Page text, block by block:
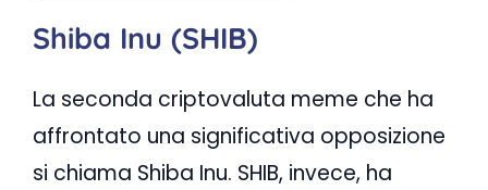
Shiba Inu (SHIB)
La seconda criptovaluta meme che ha
affrontato una significativa opposizione
si chiama Shiba Inu. SHIB, invece, ha